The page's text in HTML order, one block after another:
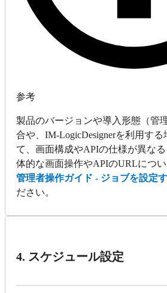
参考
製品のバージョンや導入形態（管
合や、IM-LogicDesignerを利用す
て、画面構成やAPIの仕様が異な
体的な画面操作やAPIのURLについ
管理者操作ガイド - ジョブを設定
ださい。
4. スケジュール設定